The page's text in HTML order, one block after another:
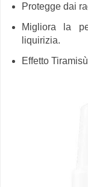
Protegge dai
Migliora la
liquirizia.
Effetto